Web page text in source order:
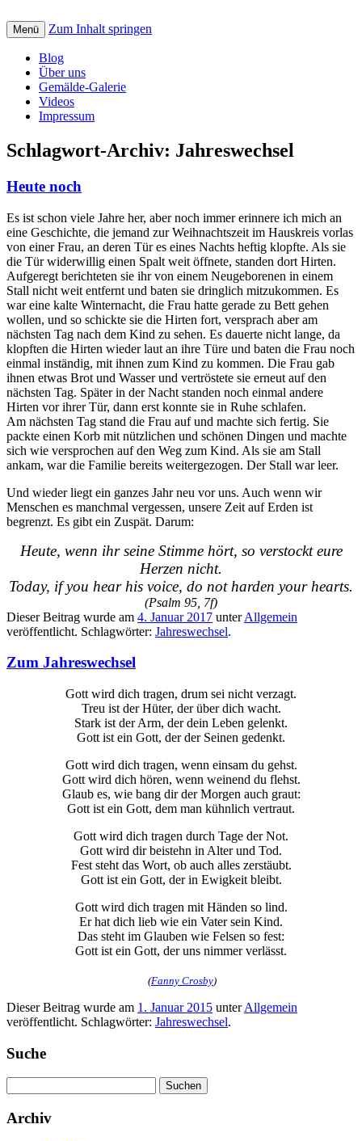
St. Petrus Kreativ
Creative art for God: Bilder, Musik, Texte
und Videos mit christlicher Botschaft
Menü Zum Inhalt springen
Blog
Über uns
Gemälde-Galerie
Videos
Impressum
Schlagwort-Archiv: Jahreswechsel
Heute noch
Es ist schon viele Jahre her, aber noch immer erinnere ich mich an
eine Geschichte, die jemand zur Weihnachtszeit im Hauskreis vorlas
von einer Frau, an deren Tür es eines Nachts heftig klopfte. Als sie
die Tür widerwillig einen Spalt weit öffnete, standen dort Hirten.
Aufgeregt berichteten sie ihr von einem Neugeborenen in einem
Stall nicht weit entfernt und baten sie dringlich mitzukommen. Es
war eine kalte Winternacht, die Frau hatte gerade zu Bett gehen
wollen, und so schickte sie die Hirten fort, versprach aber am
nächsten Tag nach dem Kind zu sehen. Es dauerte nicht lange, da
klopften die Hirten wieder laut an ihre Türe und baten die Frau noch
einmal inständig, mit ihnen zum Kind zu kommen. Die Frau gab
ihnen etwas Brot und Wasser und vertröstete sie erneut auf den
nächsten Tag. Später in der Nacht standen noch einmal andere
Hirten vor ihrer Tür, dann erst konnte sie in Ruhe schlafen.
Am nächsten Tag stand die Frau auf und machte sich fertig. Sie
packte einen Korb mit nützlichen und schönen Dingen und machte
sich wie versprochen auf den Weg zum Kind. Als sie am Stall
ankam, war die Familie bereits weitergezogen. Der Stall war leer.
Und wieder liegt ein ganzes Jahr neu vor uns. Auch wenn wir
Menschen es manchmal vergessen, unsere Zeit auf Erden ist
begrenzt. Es gibt ein Zuspät. Darum:
Heute, wenn ihr seine Stimme hört, so verstockt eure
Herzen nicht.
Today, if you hear his voice, do not harden your hearts.
(Psalm 95, 7f)
Dieser Beitrag wurde am 4. Januar 2017 unterAllgemein
veröffentlicht. Schlagwörter: Jahreswechsel.
Zum Jahreswechsel
Gott wird dich tragen, drum sei nicht verzagt.
Treu ist der Hüter, der über dich wacht.
Stark ist der Arm, der dein Leben gelenkt.
Gott ist ein Gott, der der Seinen gedenkt.
Gott wird dich tragen, wenn einsam du gehst.
Gott wird dich hören, wenn weinend du flehst.
Glaub es, wie bang dir der Morgen auch graut:
Gott ist ein Gott, dem man kühnlich vertraut.
Gott wird dich tragen durch Tage der Not.
Gott wird dir beistehn in Alter und Tod.
Fest steht das Wort, ob auch alles zerstäubt.
Gott ist ein Gott, der in Ewigkeit bleibt.
Gott wird dich tragen mit Händen so lind.
Er hat dich lieb wie ein Vater sein Kind.
Das steht im Glauben wie Felsen so fest:
Gott ist ein Gott, der uns nimmer verlässt.
(Fanny Crosby)
Dieser Beitrag wurde am 1. Januar 2015 unterAllgemein
veröffentlicht. Schlagwörter: Jahreswechsel.
Suche
nach:
Archiv